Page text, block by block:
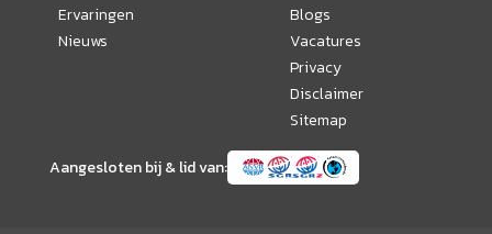
Ervaringen
Nieuws
Blogs
Vacatures
Privacy
Disclaimer
Sitemap
Aangesloten bij & lid van: